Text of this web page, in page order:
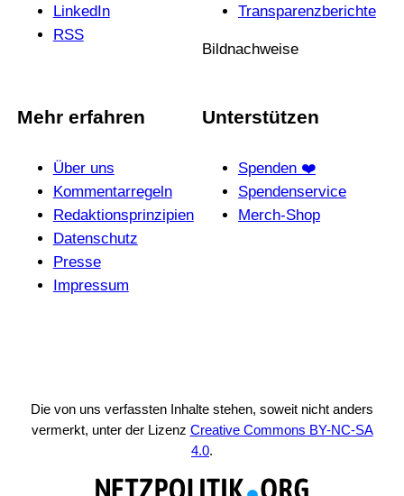
LinkedIn
RSS
Trans­pa­renz­be­richte
Bildnachweise
Mehr erfahren
Über uns
Kommentarregeln
Redak­ti­ons­prin­zi­pien
Daten­schutz
Presse
Impressum
Unterstützen
Spenden ❤️
Spendenservice
Merch-Shop
Die von uns verfassten Inhalte stehen, soweit nicht anders
vermerkt, unter der Lizenz Creative Commons BY-NC-SA
4.0.